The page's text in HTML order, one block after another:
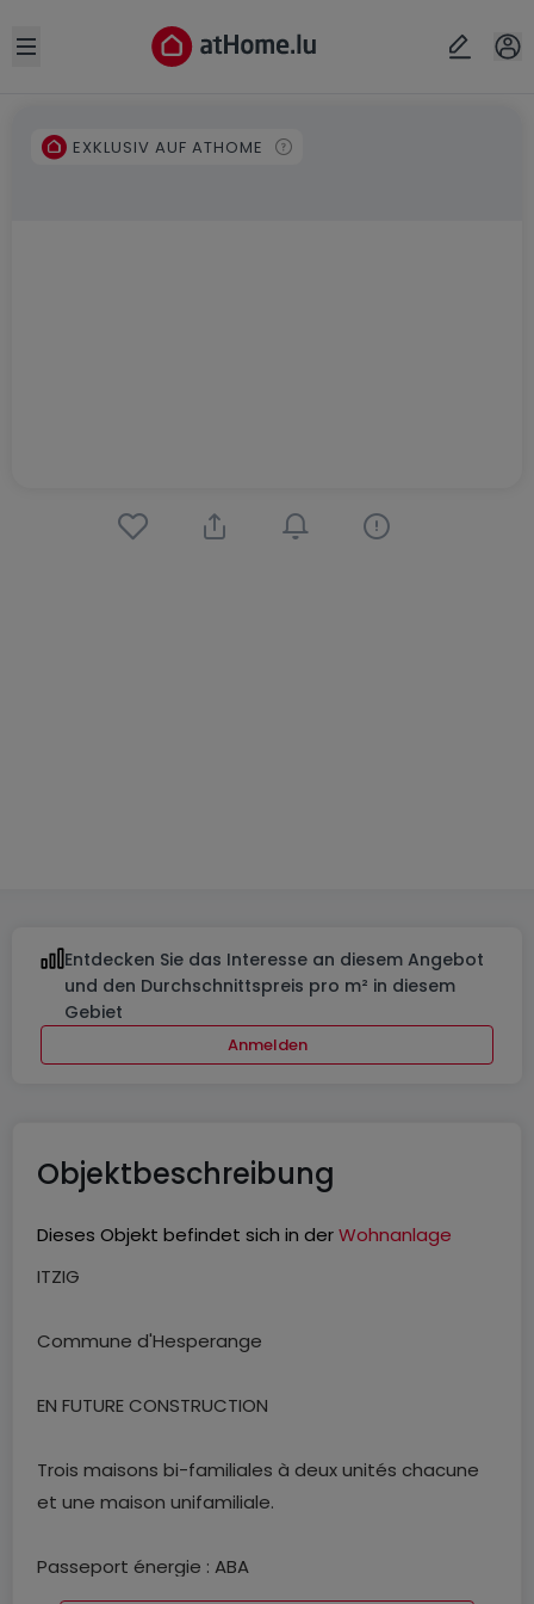
Open sidebar
EXKLUSIV AUF ATHOME
Entdecken Sie das Interesse an diesem Angebot
und den Durchschnittspreis pro m² in diesem
Gebiet
Anmelden
Objektbeschreibung
Dieses Objekt befindet sich in derWohnanlage
ITZIG
Commune d'Hesperange
EN FUTURE CONSTRUCTION
Trois maisons bi-familiales à deux unités chacune
et une maison unifamiliale.
Passeport énergie : ABA